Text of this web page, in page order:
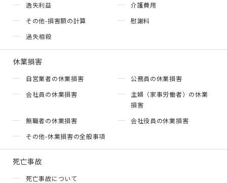
逸失利益
介護費用
その他-損害額の計算
慰謝料
過失相殺
休業損害
自営業者の休業損害
公務員の休業損害
会社員の休業損害
主婦（家事労働者）の休業
損害
無職者の休業損害
会社役員の休業損害
その他-休業損害の全般事項
死亡事故
死亡事故について